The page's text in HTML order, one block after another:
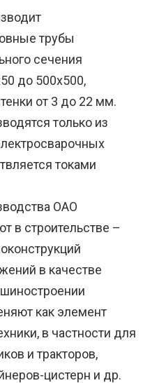
трубы
сечения
до 500х500,
от 3 до 22 мм.
только из
токами
ОАО
в строительстве –
в качестве
как элемент
в частности для
и тракторов,
цистерн и др.